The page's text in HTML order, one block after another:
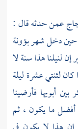
عمن حدثه قال :
حين دخل شهر بؤونة
إن لنيلنا هذا سنة لا
لثنتي عشرة ليلة
أبويها فأرضينا
أفضل ما يكون ، ثم